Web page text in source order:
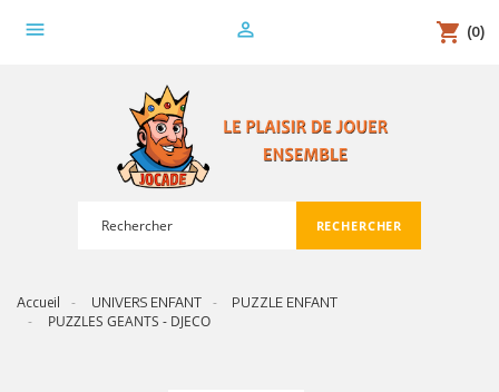
menu person_outline shopping_cart (0)
search
RECHERCHER
Accueil UNIVERS ENFANT PUZZLE ENFANT
PUZZLES GEANTS - DJECO